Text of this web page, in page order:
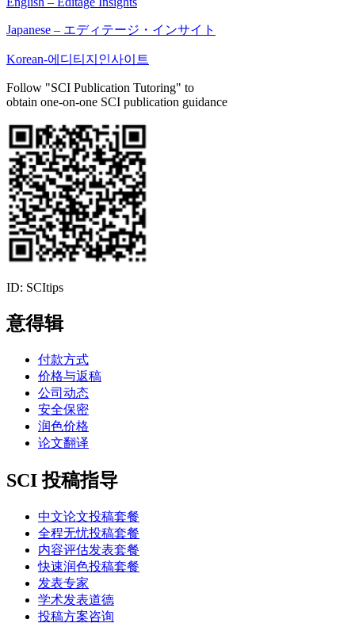
Japanese – エディテージ・インサイト
Korean-에디티지인사이트
Follow "SCI Publication Tutoring" to
obtain one-on-one SCI publication guidance
ID: SCItips
意得辑
付款方式
价格与返稿
公司动态
安全保密
润色价格
论文翻译
SCI 投稿指导
中文论文投稿套餐
全程无忧投稿套餐
内容评估发表套餐
快速润色投稿套餐
发表专家
学术发表道德
投稿方案咨询